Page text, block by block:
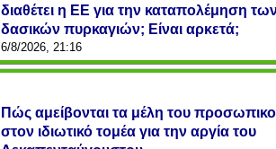
διαθέτει η ΕΕ για την καταπολέμηση
δασικών πυρκαγιών; Είναι αρκετά;
6/8/2026, 21:16
Πώς αμείβονται τα μέλη του
στον ιδιωτικό τομέα για την αργία του